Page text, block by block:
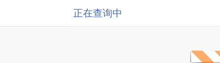
正在查询中